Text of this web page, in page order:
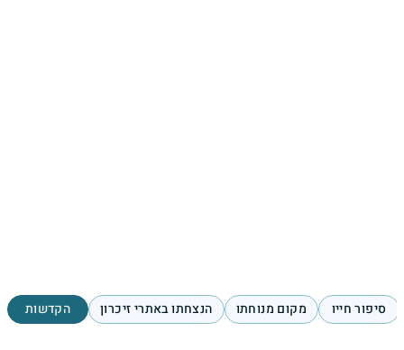
סיפור חייו מקום מנוחתו הנצחתו באתרי זיכרון הקדשות